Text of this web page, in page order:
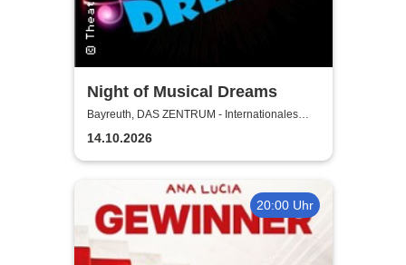
Night of Musical Dreams
Bayreuth, DAS ZENTRUM - Internationales
Jugendkulturzentrum Bayreuth
14.10.2026
20:00 Uhr